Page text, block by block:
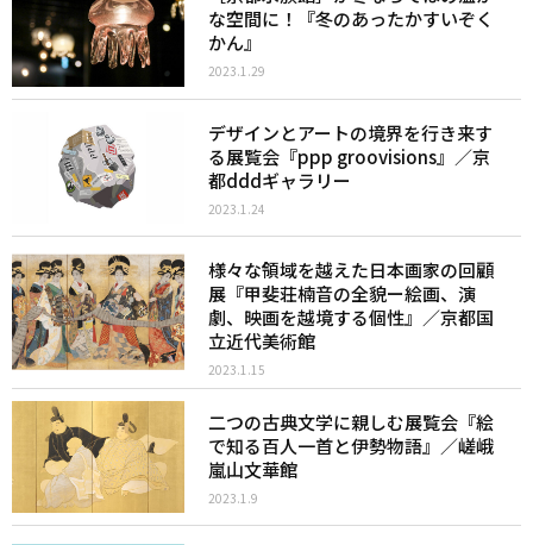
な空間に！『冬のあったかすいぞく
かん』
2023.1.29
デザインとアートの境界を行き来す
る展覧会『ppp groovisions』／京
都dddギャラリー
2023.1.24
様々な領域を越えた日本画家の回顧
展『甲斐荘楠音の全貌ー絵画、演
劇、映画を越境する個性』／京都国
立近代美術館
2023.1.15
二つの古典文学に親しむ展覧会『絵
で知る百人一首と伊勢物語』／嵯峨
嵐山文華館
2023.1.9